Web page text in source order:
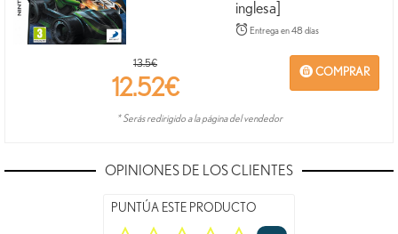
inglesa]
Entrega en 48 días
COMPRAR
13.5€
12.52€
* Serás redirigido a la página del vendedor
OPINIONES DE LOS CLIENTES
PUNTÚA ESTE PRODUCTO